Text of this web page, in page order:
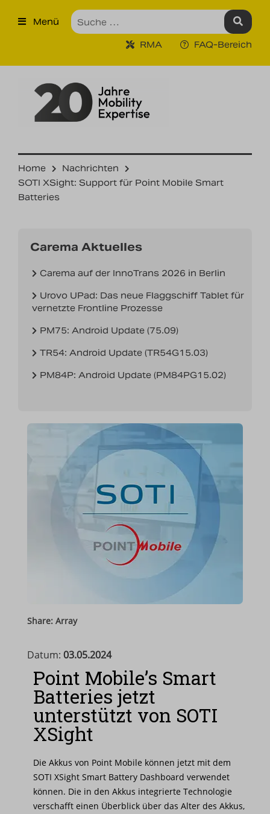
×
Robuste Industrie-Tablet PCs
Ruggedized Industrie
Handhelds
Tragbare Barcodescanner
Unternehmen
Kontakt
Nachrichten
Karriere
Menü
RMA FAQ-Bereich
Home
Nachrichten
SOTI XSight: Support für Point Mobile Smart
Batteries
Carema Aktuelles
Carema auf der InnoTrans 2026 in Berlin
Urovo UPad: Das neue Flaggschiff Tablet für
vernetzte Frontline Prozesse
PM75: Android Update (75.09)
TR54: Android Update (TR54G15.03)
PM84P: Android Update (PM84PG15.02)
Share: Array
Datum: 03.05.2024
Point Mobile’s Smart
Batteries jetzt
unterstützt von SOTI
XSight
Die Akkus von Point Mobile können jetzt mit dem
SOTI XSight Smart Battery Dashboard verwendet
können. Die in den Akkus integrierte Technologie
verschafft einen Überblick über das Alter des Akkus,